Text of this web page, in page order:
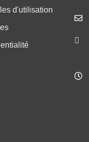
d'utilisation